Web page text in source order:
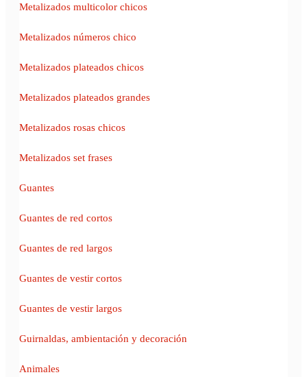
Metalizados multicolor chicos
Metalizados números chico
Metalizados plateados chicos
Metalizados plateados grandes
Metalizados rosas chicos
Metalizados set frases
Guantes
Guantes de red cortos
Guantes de red largos
Guantes de vestir cortos
Guantes de vestir largos
Guirnaldas, ambientación y decoración
Animales